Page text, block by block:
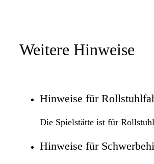
Weitere Hinweise
Hinweise für
Die Spielstätte ist für
Hinweise für